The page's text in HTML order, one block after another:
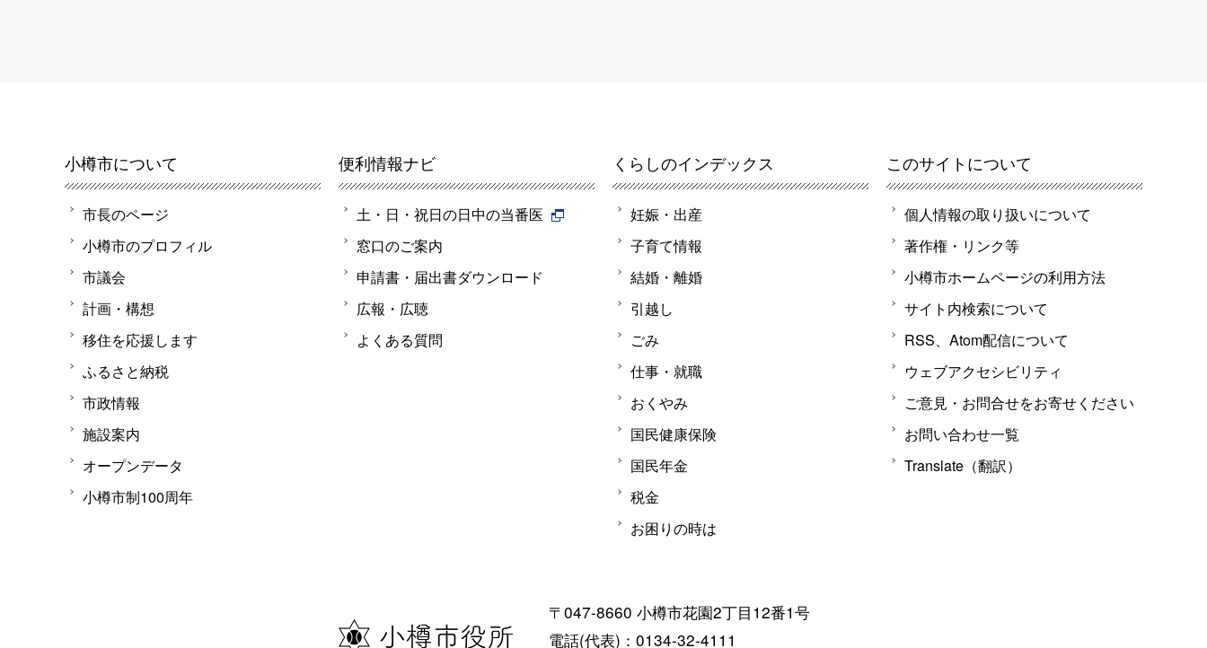
小樽市について
市長のページ
小樽市のプロフィル
市議会
計画・構想
移住を応援します
ふるさと納税
市政情報
施設案内
オープンデータ
小樽市制100周年
便利情報ナビ
土・日・祝日の日中の当番医
窓口のご案内
申請書・届出書ダウンロード
広報・広聴
よくある質問
くらしのインデックス
妊娠・出産
子育て情報
結婚・離婚
引越し
ごみ
仕事・就職
おくやみ
国民健康保険
国民年金
税金
お困りの時は
このサイトについて
個人情報の取り扱いについて
著作権・リンク等
小樽市ホームページの利用方法
サイト内検索について
RSS、Atom配信について
ウェブアクセシビリティ
ご意見・お問合せをお寄せください
お問い合わせ一覧
Translate（翻訳）
〒047-8660 小樽市花園2丁目12番1号
電話(代表)：0134-32-4111